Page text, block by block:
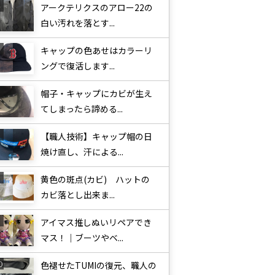
アークテリクスのアロー22の
白い汚れを落とす...
キャップの色あせはカラーリ
ングで復活します...
帽子・キャップにカビが生え
てしまったら諦める...
【職人技術】キャップ帽の日
焼け直し、汗による...
黄色の斑点(カビ) ハットの
カビ落とし出来ま...
アイマス推しぬいリペアでき
マス！｜ブーツやベ...
色褪せたTUMIの復元、職人の